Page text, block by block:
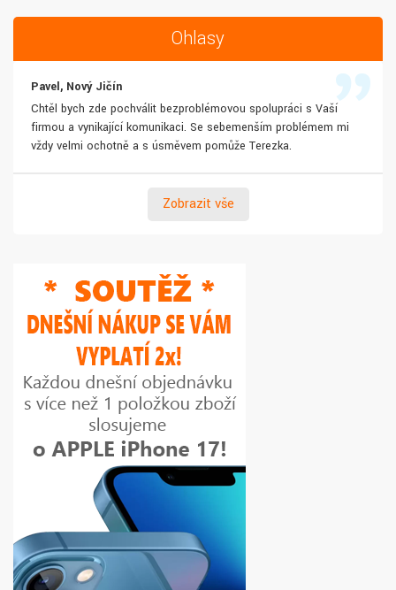
Ohlasy
Pavel, Nový Jičín
Chtěl bych zde pochválit bezproblémovou spolupráci s Vaší
firmou a vynikající komunikaci. Se sebemenším problémem mi
vždy velmi ochotně a s úsměvem pomůže Terezka.
Zobrazit vše